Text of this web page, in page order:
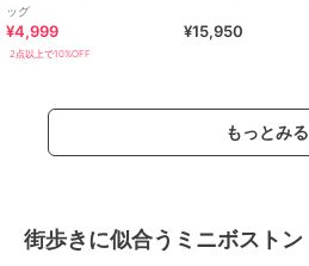
ッグ
¥4,999
2点以上で10%OFF
¥15,950
もっとみる
街歩きに似合うミニボストン